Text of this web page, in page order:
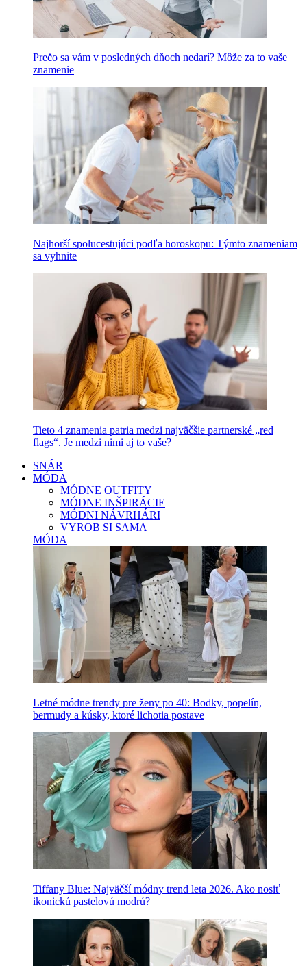
Prečo sa vám v posledných dňoch nedarí? Môže za to vaše
znamenie
Najhorší spolucestujúci podľa horoskopu: Týmto znameniam
sa vyhnite
Tieto 4 znamenia patria medzi najväčšie partnerské „red
flags“. Je medzi nimi aj to vaše?
SNÁR
MÓDA
MÓDNE OUTFITY
MÓDNE INŠPIRÁCIE
MÓDNI NÁVRHÁRI
VYROB SI SAMA
MÓDA
Letné módne trendy pre ženy po 40: Bodky, popelín,
bermudy a kúsky, ktoré lichotia postave
Tiffany Blue: Najväčší módny trend leta 2026. Ako nosiť
ikonickú pastelovú modrú?